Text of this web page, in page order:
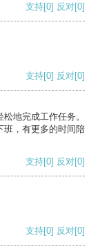
支持[0] 反对[0]
支持[0] 反对[0]
地完成工作任务。
班，有更多的时间陪
支持[0] 反对[0]
支持[0] 反对[0]